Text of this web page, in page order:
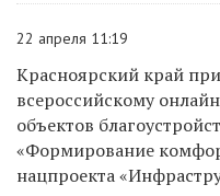
22 апреля 11:19
Красноярский край
всероссийскому
объектов
«Формирование
нацпроекта